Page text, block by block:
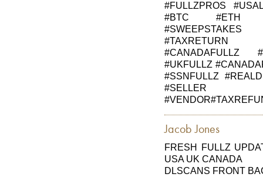
#FULLZPROS
#BTC #ETH
#SWEEPSTAKES
#TAXRETURN
#CANADAFULLZ
#UKFULLZ
#SSNFULLZ
#SELLER
Jacob Jones
FRESH FULLZ
USA UK CANADA
DLSCANS FRONT